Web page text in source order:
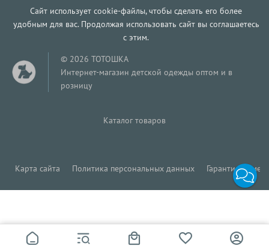
Сайт использует cookie-файлы, чтобы сделать его более
удобным для вас. Продолжая использовать сайт вы соглашаетесь
с этим.
© 2026 ТОТОШКА
Интернет-магазин детской одежды оптом и в
розницу
Каталог товаров
Карта сайта Политика персональных данных Гарантия
Р